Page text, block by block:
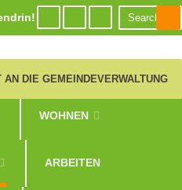
WOHNEN
ARBEITEN
AN DIE GEMEINDEVERWALTUNG